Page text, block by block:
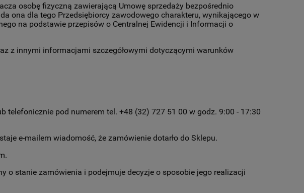
osobę fizyczną zawierającą Umowę sprzedaży bezpośrednio
ona dla tego Przedsiębiorcy zawodowego charakteru, wynikającego w
na podstawie przepisów o Centralnej Ewidencji i Informacji o
z innymi informacjami szczegółowymi dotyczącymi warunków
telefonicznie pod numerem tel. +48 (32) 727 51 00 w godz. 9:00 - 17:30
e-mailem wiadomość, że zamówienie dotarło do Sklepu.
o stanie zamówienia i podejmuje decyzje o sposobie jego realizacji